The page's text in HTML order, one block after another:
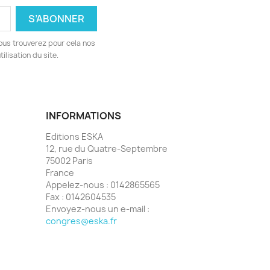
trouverez pour cela nos
du site.
INFORMATIONS
Editions ESKA
12, rue du Quatre-Septembre
75002 Paris
France
Appelez-nous : 0142865565
Fax : 0142604535
Envoyez-nous un e-mail :
congres@eska.fr